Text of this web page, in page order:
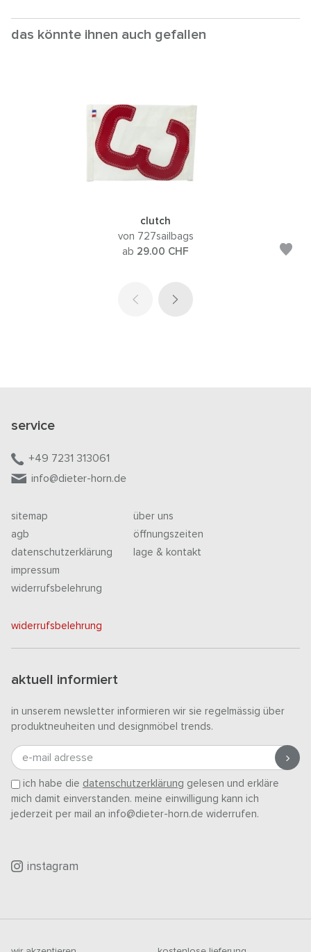
das könnte ihnen auch gefallen
clutch
von 727sailbags
ab 29.00 CHF
service
+49 7231 313061
info@dieter-horn.de
sitemap
agb
datenschutzerklärung
impressum
widerrufsbelehrung
über uns
öffnungszeiten
lage & kontakt
widerrufsbelehrung
aktuell informiert
in unserem newsletter informieren wir sie regelmässig über
produktneuheiten und designmöbel trends.
e-mail adresse
ich habe die datenschutzerklärung gelesen und erkläre
mich damit einverstanden. meine einwilligung kann ich
jederzeit per mail an info@dieter-horn.de widerrufen.
instagram